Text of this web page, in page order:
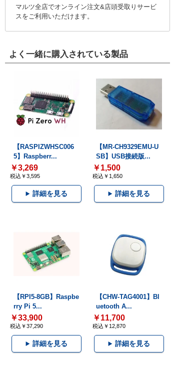
マルツ全店でオンライン注文&店頭受取りサービ
スをご利用いただけます。
よく一緒に購入されている製品
【RASPIZWHSC006
5】Raspberr...
￥3,269
税込￥3,595
詳細を見る
【MR-CH9329EMU-U
SB】USB接続版...
￥1,500
税込￥1,650
詳細を見る
【RPI5-8GB】Raspbe
rry Pi 5...
￥33,900
税込￥37,290
詳細を見る
【CHW-TAG4001】Bl
uetooth A...
￥11,700
税込￥12,870
詳細を見る